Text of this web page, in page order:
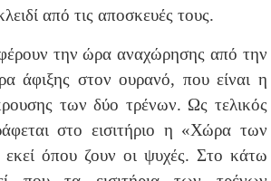
από τις αποσκευές τους.
την ώρα αναχώρησης από την
άφιξης στον ουρανό, που είναι η
των δύο τρένων. Ως τελικός
στο εισιτήριο η «Χώρα των
όπου ζουν οι ψυχές. Στο κάτω